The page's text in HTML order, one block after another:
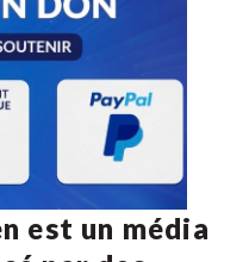
est un média